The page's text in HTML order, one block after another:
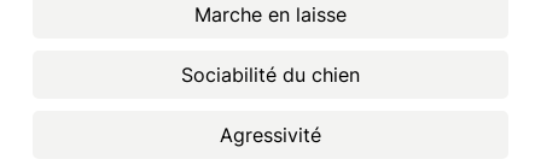
Marche en laisse
Sociabilité du chien
Agressivité